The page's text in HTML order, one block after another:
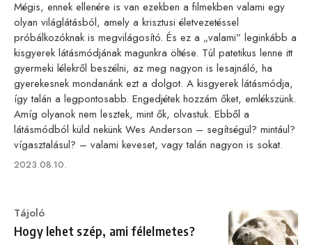
Mégis, ennek ellenére is van ezekben a filmekben valami egy
olyan világlátásból, amely a krisztusi életvezetéssel
próbálkozóknak is megvilágosító. És ez a „valami” leginkább a
kisgyerek látásmódjának magunkra öltése. Túl patetikus lenne itt
gyermeki lélekről beszélni, az meg nagyon is lesajnáló, ha
gyerekesnek mondanánk ezt a dolgot. A kisgyerek látásmódja,
így talán a legpontosabb. Engedjétek hozzám őket, emlékszünk.
Amíg olyanok nem lesztek, mint ők, olvastuk. Ebből a
látásmódból küld nekünk Wes Anderson – segítségül? mintául?
vígasztalásul? – valami keveset, vagy talán nagyon is sokat.
Published
2023.08.10.
Category
Tájoló
Hogy lehet szép, ami félelmetes?